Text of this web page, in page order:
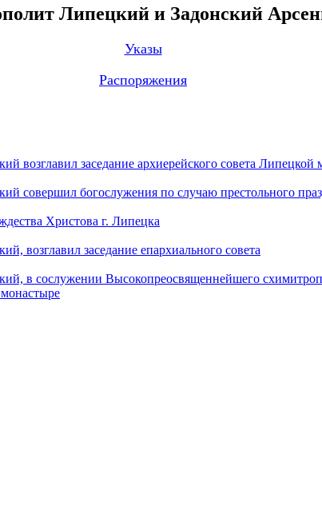
Липецкий и Задонский
Указы
Распоряжения
заседание архиерейского совета Липецкой
совершил богослужения по случаю престольного
Христова г. Липецка
возглавил заседание епархиального совета
в сослужении Высокопреосвященнейшего